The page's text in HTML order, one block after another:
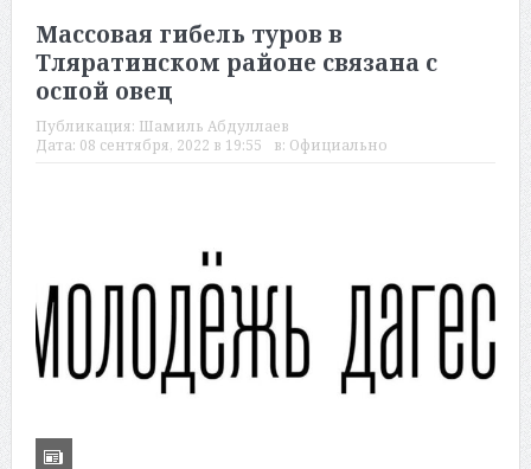
Массовая гибель туров в
Тляратинском районе связана с
оспой овец
Публикация: Шамиль Абдуллаев
Дата: 08 сентября, 2022 в 19:55 в: Официально